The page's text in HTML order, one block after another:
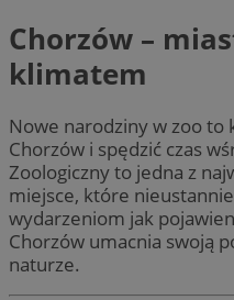
Chorzów –
klimatem
Nowe narodziny w zoo to
Chorzów i spędzić czas
Zoologiczny to jedna z
miejsce, które
wydarzeniom jak
Chorzów umacnia swoją
naturze.